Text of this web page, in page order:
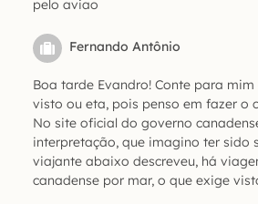
pelo aviao
Fernando Antônio
Boa tarde Evandro! Conte para mim
visto ou eta, pois penso em fazer o
No site oficial do governo
interpretação, que imagino ter sido
viajante abaixo descreveu, há
canadense por mar, o que exige